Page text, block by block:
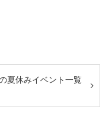
夏休みイベント一覧